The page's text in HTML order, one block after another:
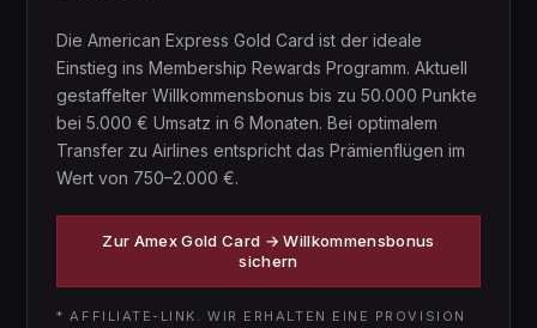
Die American Express Gold Card ist der ideale
Einstieg ins Membership Rewards Programm. Aktuell
gestaffelter Willkommensbonus bis zu 50.000 Punkte
bei 5.000 € Umsatz in 6 Monaten. Bei optimalem
Transfer zu Airlines entspricht das Prämienflügen im
Wert von 750–2.000 €.
Zur Amex Gold Card → Willkommensbonus
sichern
* AFFILIATE-LINK. WIR ERHALTEN EINE PROVISION